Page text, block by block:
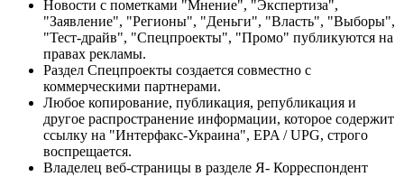
Новости с пометками "Мнение", "Экспертиза",
"Заявление", "Регионы", "Деньги", "Власть", "Выборы",
"Тест-драйв", "Спецпроекты", "Промо" публикуются на
правах рекламы.
Раздел Спецпроекты создается совместно с
коммерческими партнерами.
Любое копирование, публикация, републикация и
другое распространение информации, которое содержит
ссылку на "Интерфакс-Украина", EPA / UPG, строго
воспрещается.
Владелец веб-страницы в разделе Я- Корреспондент